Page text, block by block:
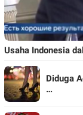
Usaha Indonesia
Diduga
…